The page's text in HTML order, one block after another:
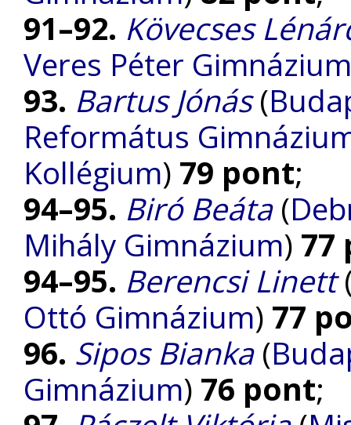
91–92. Kövecses
Veres Péter Gimnázium
93. Bartus Jónás(
Református
Kollégium) 79 pont;
94–95. Biró Beáta (
Mihály Gimnázium) 77
94–95. Berencsi Linett
Ottó Gimnázium) 77
96. Sipos Bianka(
Gimnázium) 76 pont;